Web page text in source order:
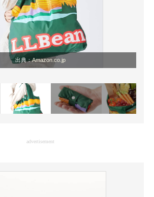
メディア
の最前線
ネットの話題
出典：Amazon.co.jp
advertisement